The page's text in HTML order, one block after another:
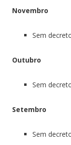
Novembro
Sem
Outubro
Sem
Setembro
Sem